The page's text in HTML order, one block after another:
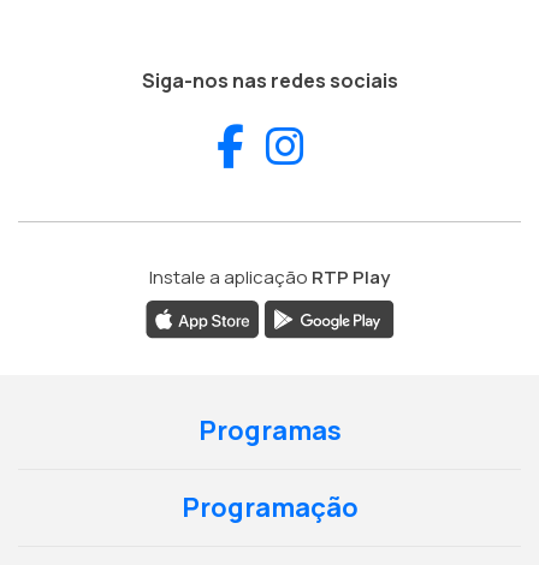
Siga-nos nas redes sociais
Facebook
Instale a aplicação RTP Play
Programas
Programação